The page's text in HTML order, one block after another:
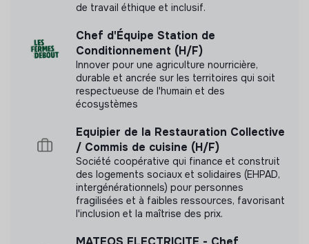
de travail éthique et inclusif.
Chef d'Équipe Station de
Conditionnement (H/F)
Innover pour une agriculture nourricière,
durable et ancrée sur les territoires qui soit
respectueuse de l'humain et des
écosystèmes
Equipier de la Restauration Collective
/ Commis de cuisine (H/F)
Société coopérative qui finance et construit
des logements sociaux et solidaires (EHPAD,
intergénérationnels) pour personnes
fragilisées et à faibles ressources, favorisant
l'inclusion et la maîtrise des prix.